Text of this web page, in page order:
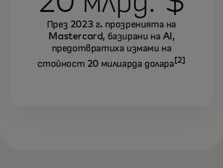
През 2023 г. прозренията на
Mastercard, базирани на AI,
предотвратиха измами на
стойност 20 милиарда долара [2]